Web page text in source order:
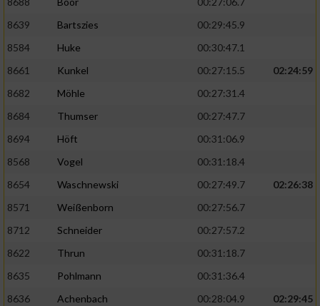
8639
Bartszies
00:29:45.9
8584
Huke
00:30:47.1
8661
Kunkel 00:27:15.5
02:24:59
8682
Möhle
00:27:31.4
8684
Thumser
00:27:47.7
8694
Höft
00:31:06.9
8568
Vogel
00:31:18.4
8654
Waschnewski 00:27:49.7
02:26:38
8571
Weißenborn
00:27:56.7
8712
Schneider
00:27:57.2
8622
Thrun
00:31:18.7
8635
Pohlmann
00:31:36.4
8636
Achenbach 00:28:04.9
02:29:45